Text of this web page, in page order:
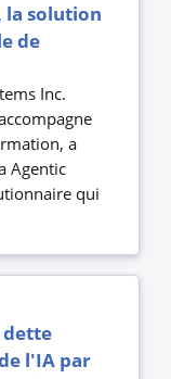
la solution
de
Inc.
a
Agentic
qui
dette
l'IA par